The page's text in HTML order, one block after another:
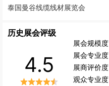
泰国曼谷线缆线材展览会
历史展会评级
4.5
展会规模度
展会专业度
展商评价度
观众专业度